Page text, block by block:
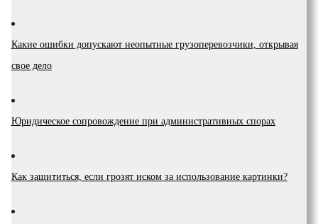
Какие ошибки допускают неопытные грузоперевозчики, открывая
свое дело
Юридическое сопровождение при административных спорах
Как защититься, если грозят иском за использование картинки?